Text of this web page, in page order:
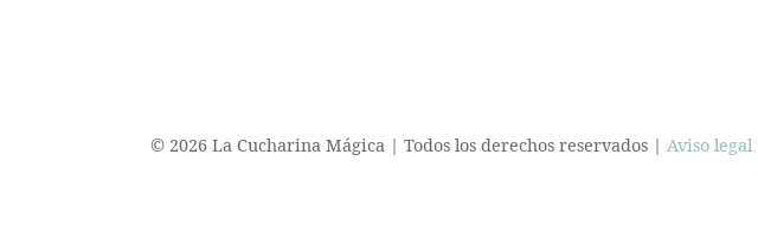
© 2026 La Cucharina Mágica | Todos los derechos reservados | Aviso legal